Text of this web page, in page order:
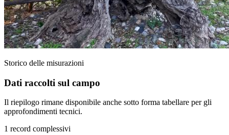
Storico delle misurazioni
Dati raccolti sul campo
Il riepilogo rimane disponibile anche sotto forma tabellare per gli
approfondimenti tecnici.
1 record complessivi